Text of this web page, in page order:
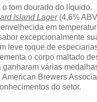
tom dourado do líquido.
Island Lager(4,6%
em
excepcionalmente
leve toque de
o corpo maltado
ganharam várias
American Brewers
do setor.